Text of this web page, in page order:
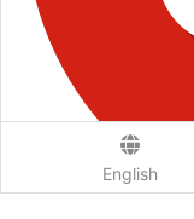
English